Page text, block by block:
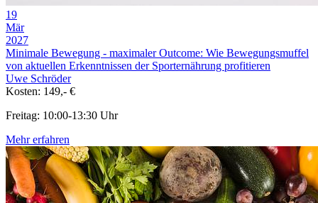
19
Mär
2027
Minimale Bewegung - maximaler Outcome: Wie Bewegungsmuffel
von aktuellen Erkenntnissen der Sporternährung profitieren
Uwe Schröder
Kosten: 149,- €
Freitag: 10:00-13:30 Uhr
Mehr erfahren